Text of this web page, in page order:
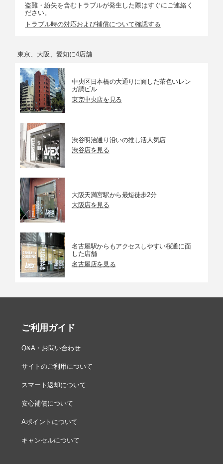
盗難・紛失を含むトラブルが発生した際はすぐにご連絡く
ださい。
トラブル時の対応および補償について確認する
東京、大阪、愛知に4店舗
中央区日本橋の大通りに面した茶色いレン
ガ調ビル
東京中央店を見る
渋谷明治通り沿いの推し活人気店
渋谷店を見る
大阪天満宮駅から最短徒歩2分
大阪店を見る
名古屋駅からもアクセスしやすい桜通に面
した店舗
名古屋店を見る
ご利用ガイド
Q&A・お問い合わせ
サイトのご利用について
スマート返却について
安心補償について
Aポイントについて
キャンセルについて